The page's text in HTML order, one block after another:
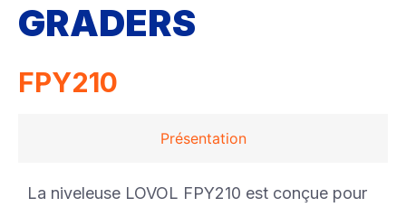
GRADERS
FPY210
Présentation
La niveleuse LOVOL FPY210 est conçue pour